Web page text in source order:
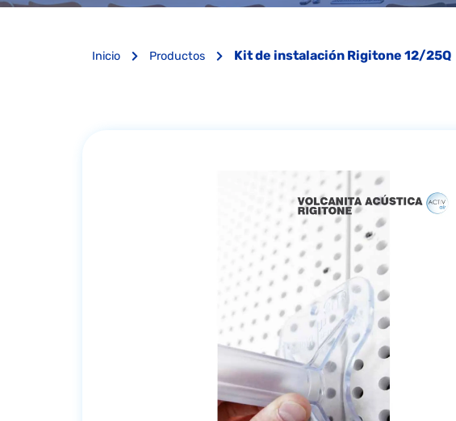
Inicio Productos Kit de instalación Rigitone 12/25Q